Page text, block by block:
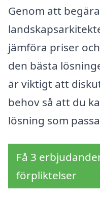
Genom att
jämföra priser
den bästa
är viktigt att
behov så att du
lösning som
Få 3
förpliktelser